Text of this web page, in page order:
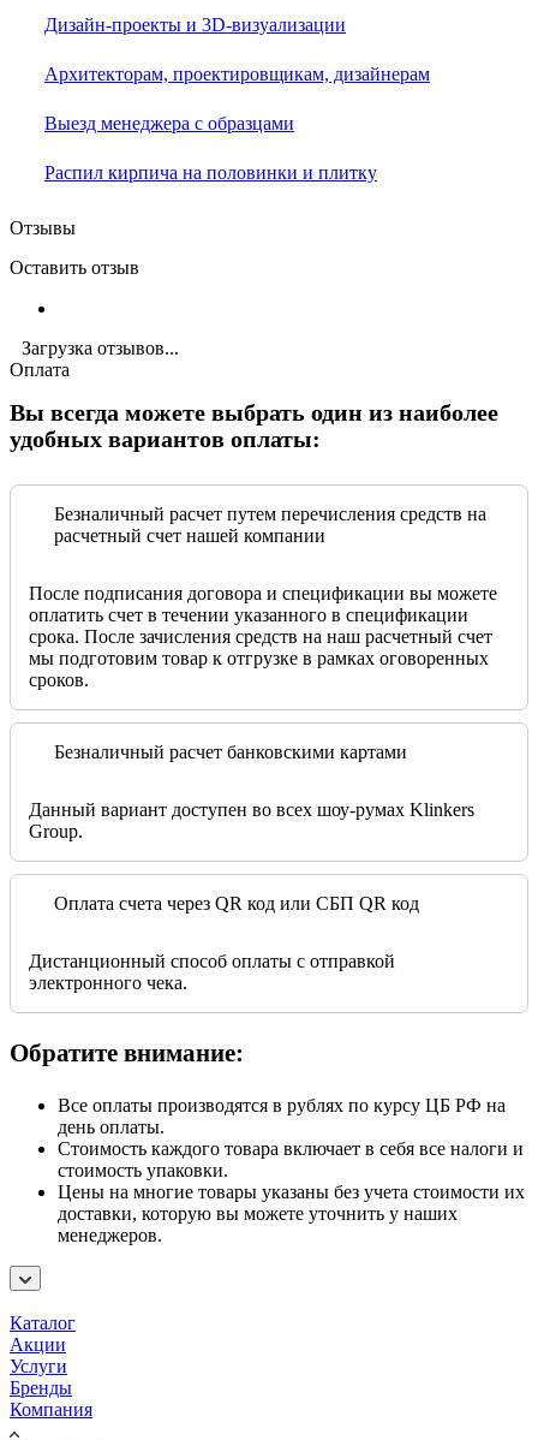
Дизайн-проекты и 3D-визуализации
Архитекторам, проектировщикам, дизайнерам
Выезд менеджера с образцами
Распил кирпича на половинки и плитку
Отзывы
Оставить отзыв
Загрузка отзывов...
Оплата
Вы всегда можете выбрать один из наиболее
удобных вариантов оплаты:
Безналичный расчет путем перечисления средств на
расчетный счет нашей компании
После подписания договора и спецификации вы можете
оплатить счет в течении указанного в спецификации
срока. После зачисления средств на наш расчетный счет
мы подготовим товар к отгрузке в рамках оговоренных
сроков.
Безналичный расчет банковскими картами
Данный вариант доступен во всех шоу-румах Klinkers
Group.
Оплата счета через QR код или СБП QR код
Дистанционный способ оплаты с отправкой
электронного чека.
Обратите внимание:
Все оплаты производятся в рублях по курсу ЦБ РФ на
день оплаты.
Стоимость каждого товара включает в себя все налоги и
стоимость упаковки.
Цены на многие товары указаны без учета стоимости их
доставки, которую вы можете уточнить у наших
менеджеров.
Каталог
Акции
Услуги
Бренды
Компания